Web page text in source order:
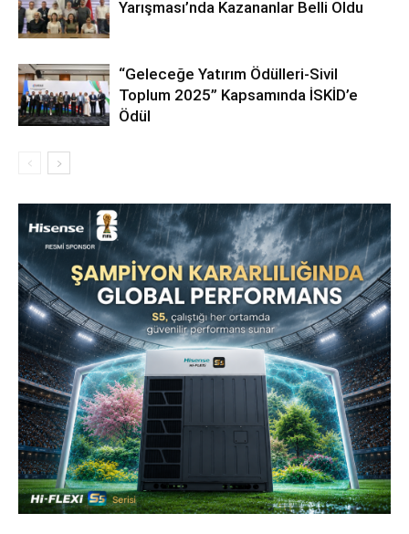
Yarışması’nda Kazananlar Belli Oldu
“Geleceğe Yatırım Ödülleri-Sivil
Toplum 2025” Kapsamında İSKİD’e
Ödül